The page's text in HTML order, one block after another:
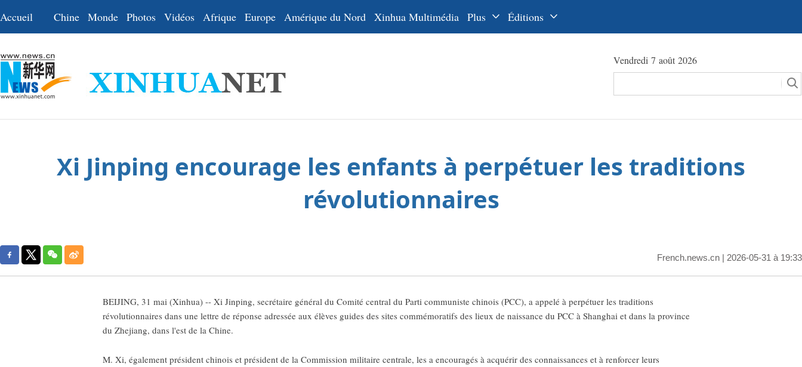
Accueil Chine Monde Photos Vidéos Afrique Europe Amérique du Nord Xinhua Multimédia Plus Éditions
عربي
Vendredi 7 août 2026
Xi Jinping encourage les enfants à perpétuer les traditions
révolutionnaires
French.news.cn | 2026-05-31 à 19:33
BEIJING, 31 mai (Xinhua) -- Xi Jinping, secrétaire général du Comité central du Parti communiste chinois (PCC), a appelé à perpétuer les traditions
révolutionnaires dans une lettre de réponse adressée aux élèves guides des sites commémoratifs des lieux de naissance du PCC à Shanghai et dans la province
du Zhejiang, dans l'est de la Chine.
M. Xi, également président chinois et président de la Commission militaire centrale, les a encouragés à acquérir des connaissances et à renforcer leurs